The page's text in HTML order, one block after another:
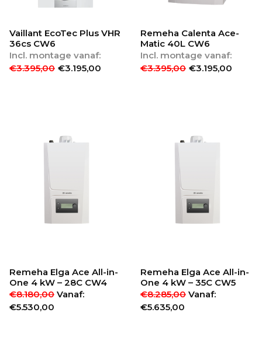
Vaillant EcoTec Plus VHR
36cs CW6
Incl. montage vanaf:
€3.395,00 €3.195,00
Remeha Calenta Ace-
Matic 40L CW6
Incl. montage vanaf:
€3.395,00 €3.195,00
Remeha Elga Ace All-in-
One 4 kW – 28C CW4
€8.180,00 Vanaf:
€5.530,00
Remeha Elga Ace All-in-
One 4 kW – 35C CW5
€8.285,00 Vanaf:
€5.635,00